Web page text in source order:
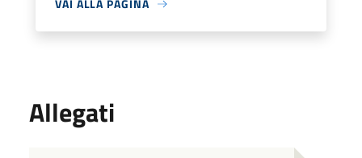
VAI ALLA PAGINA
Allegati